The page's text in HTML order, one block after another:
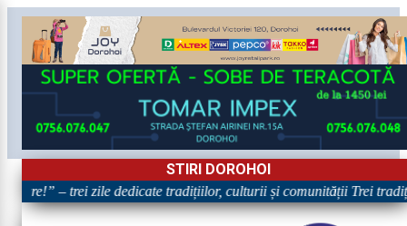
STIRI DOROHOI
– trei zile dedicate tradițiilor, culturii și comunității Trei